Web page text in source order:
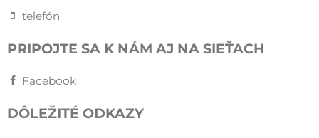
telefón
PRIPOJTE SA K NÁM AJ NA SIEŤACH
Facebook
DÔLEŽITÉ ODKAZY